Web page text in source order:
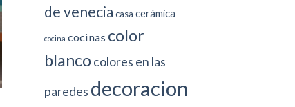
de venecia casa cerámica
cocina cocinas color
blanco colores en las
paredes decoracion